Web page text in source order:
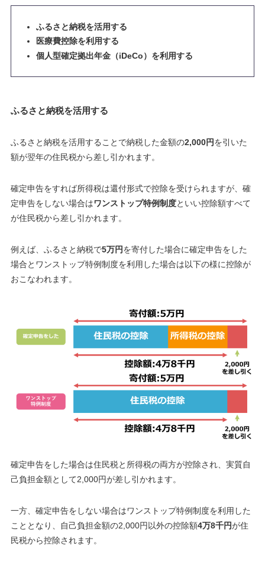
ふるさと納税を活用する
医療費控除を利用する
個人型確定拠出年金（iDeCo）を利用する
ふるさと納税を活用する
ふるさと納税を活用することで納税した金額の2,000円を引いた
額が翌年の住民税から差し引かれます。
確定申告をすれば所得税は還付形式で控除を受けられますが、確
定申告をしない場合はワンストップ特例制度といい控除額すべて
が住民税から差し引かれます。
例えば、ふるさと納税で5万円を寄付した場合に確定申告をした
場合とワンストップ特例制度を利用した場合は以下の様に控除が
おこなわれます。
確定申告をした場合は住民税と所得税の両方が控除され、実質自
己負担金額として2,000円が差し引かれます。
一方、確定申告をしない場合はワンストップ特例制度を利用した
こととなり、自己負担金額の2,000円以外の控除額4万8千円が住
民税から控除されます。